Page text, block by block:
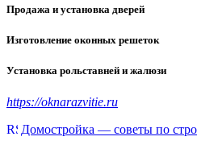
Продажа и установка дверей
Изготовление оконных решеток
Установка рольставней и жалюзи
https://oknarazvitie.ru
Домостройка — советы по